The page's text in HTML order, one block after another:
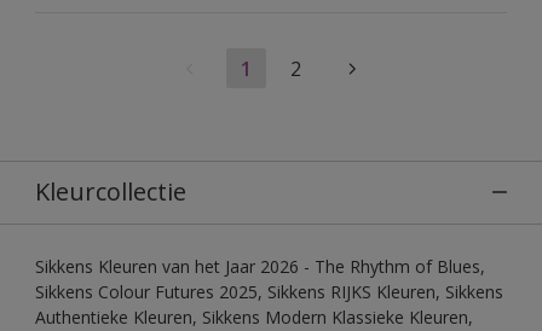
1 2
Kleurcollectie
Sikkens Kleuren van het Jaar 2026 - The Rhythm of Blues,
Sikkens Colour Futures 2025, Sikkens RIJKS Kleuren, Sikkens
Authentieke Kleuren, Sikkens Modern Klassieke Kleuren,